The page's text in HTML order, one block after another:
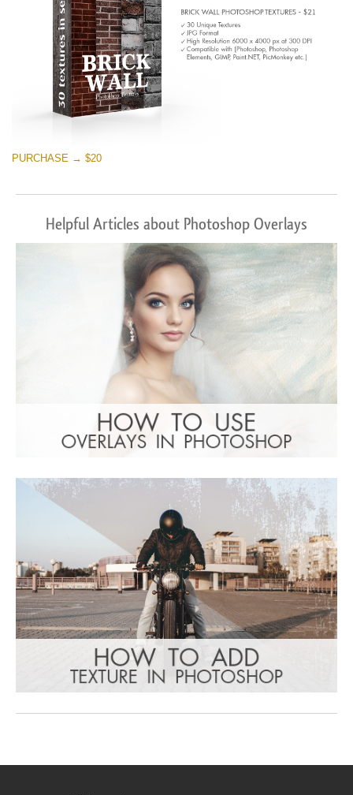
PURCHASE → $20
Helpful Articles about Photoshop Overlays